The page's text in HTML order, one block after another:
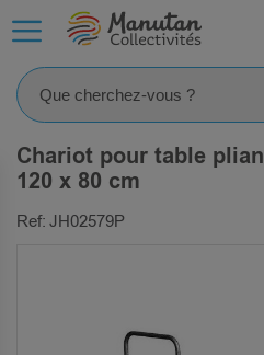
Chariot pour table
120 x 80 cm
Ref: JH02579P